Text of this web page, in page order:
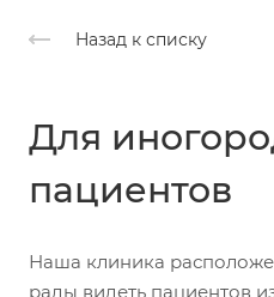
Назад к списку
Для
пациентов
Наша клиника
рады видеть пациентов